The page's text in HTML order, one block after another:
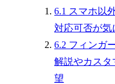
6.1 スマホ以
対応可否が気
6.2 フィンガ
解説やカスタ
望